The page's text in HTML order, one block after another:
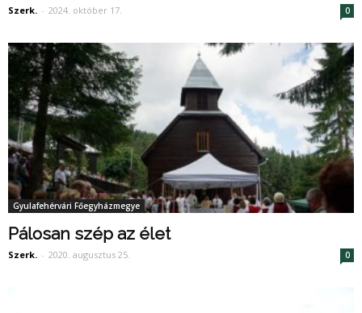
Szerk. - 2024. október 17. 0
Gyulafehérvári Főegyházmegye
Pálosan szép az élet
Szerk. - 2020. augusztus 25. 0